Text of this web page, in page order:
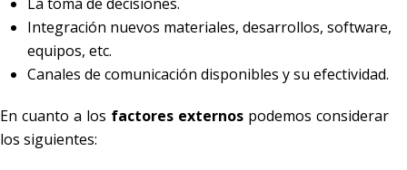
La toma de decisiones.
Integración nuevos materiales, desarrollos, software,
equipos, etc.
Canales de comunicación disponibles y su efectividad.
En cuanto a los factores externos podemos considerar
los siguientes: